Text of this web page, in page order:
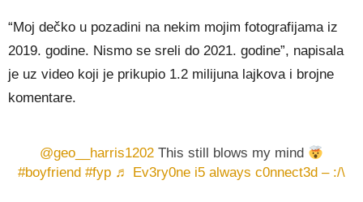
“Moj dečko u pozadini na nekim mojim fotografijama iz
2019. godine. Nismo se sreli do 2021. godine”, napisala
je uz video koji je prikupio 1.2 milijuna lajkova i brojne
komentare.
@geo__harris1202This still blows my mind
#boyfriend #fyp ♬ Ev3ry0ne i5 always c0nnect3d – :/\